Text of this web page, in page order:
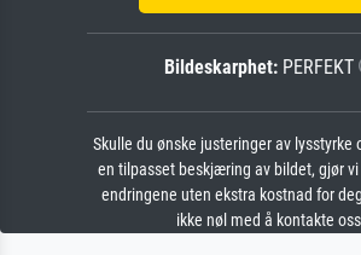
Bildeskarphet:PERFEKT
Skulle du ønske justeringer av lysstyrke
en tilpasset beskjæring av bildet, gjør
endringene uten ekstra kostnad for
ikke nøl med å kontakte